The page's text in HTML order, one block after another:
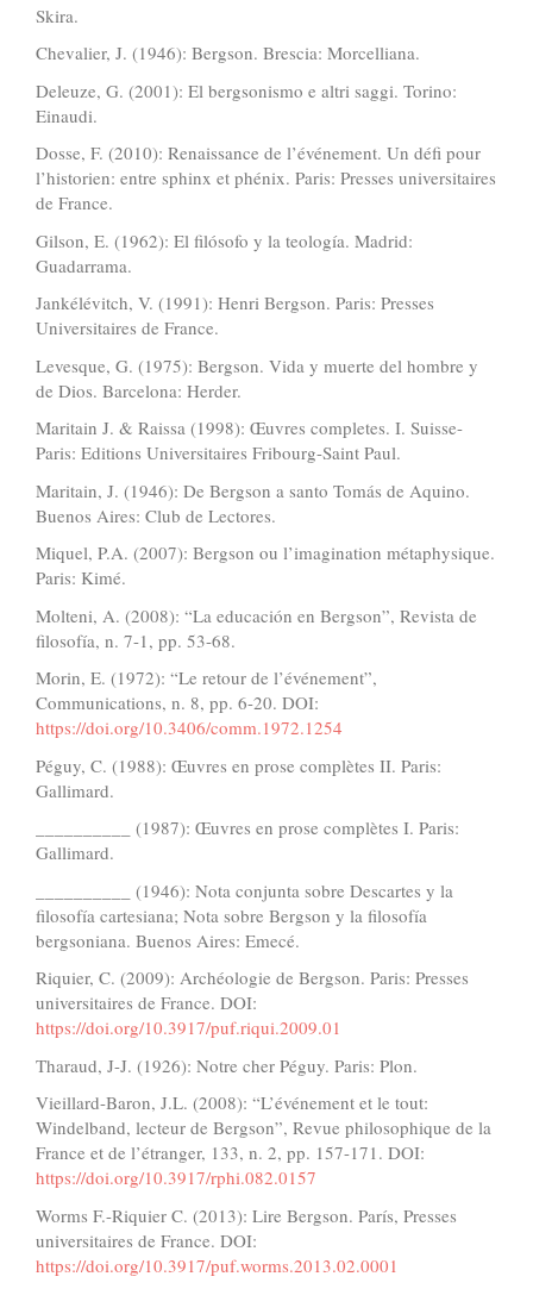
Skira.
Chevalier, J. (1946): Bergson. Brescia: Morcelliana.
Deleuze, G. (2001): El bergsonismo e altri saggi. Torino:
Einaudi.
Dosse, F. (2010): Renaissance de l’événement. Un défi pour
l’historien: entre sphinx et phénix. Paris: Presses universitaires
de France.
Gilson, E. (1962): El filósofo y la teología. Madrid:
Guadarrama.
Jankélévitch, V. (1991): Henri Bergson. Paris: Presses
Universitaires de France.
Levesque, G. (1975): Bergson. Vida y muerte del hombre y
de Dios. Barcelona: Herder.
Maritain J. & Raissa (1998): Œuvres completes. I. Suisse-
Paris: Editions Universitaires Fribourg-Saint Paul.
Maritain, J. (1946): De Bergson a santo Tomás de Aquino.
Buenos Aires: Club de Lectores.
Miquel, P.A. (2007): Bergson ou l’imagination métaphysique.
Paris: Kimé.
Molteni, A. (2008): “La educación en Bergson”, Revista de
filosofía, n. 7-1, pp. 53-68.
Morin, E. (1972): “Le retour de l’événement”,
Communications, n. 8, pp. 6-20. DOI:
https://doi.org/10.3406/comm.1972.1254
Péguy, C. (1988): Œuvres en prose complètes II. Paris:
Gallimard.
__________ (1987): Œuvres en prose complètes I. Paris:
Gallimard.
__________ (1946): Nota conjunta sobre Descartes y la
filosofía cartesiana; Nota sobre Bergson y la filosofía
bergsoniana. Buenos Aires: Emecé.
Riquier, C. (2009): Archéologie de Bergson. Paris: Presses
universitaires de France. DOI:
https://doi.org/10.3917/puf.riqui.2009.01
Tharaud, J-J. (1926): Notre cher Péguy. Paris: Plon.
Vieillard-Baron, J.L. (2008): “L’événement et le tout:
Windelband, lecteur de Bergson”, Revue philosophique de la
France et de l’étranger, 133, n. 2, pp. 157-171. DOI:
https://doi.org/10.3917/rphi.082.0157
Worms F.-Riquier C. (2013): Lire Bergson. París, Presses
universitaires de France. DOI:
https://doi.org/10.3917/puf.worms.2013.02.0001